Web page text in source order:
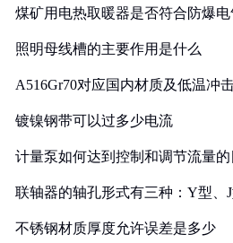
煤矿用电热取暖器是否符合防爆
照明母线槽的主要作用是什么
A516Gr70对应国内材质及低温冲
镀镍钢带可以过多少电流
计量泵如何达到控制和调节流量的
联轴器的轴孔形式有三种：Y型、
不锈钢材质厚度允许误差是多少